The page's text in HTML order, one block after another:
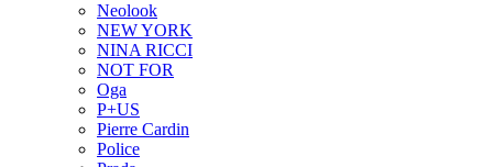
Neolook
NEW YORK
NINA RICCI
NOT FOR
Oga
P+US
Pierre Cardin
Police